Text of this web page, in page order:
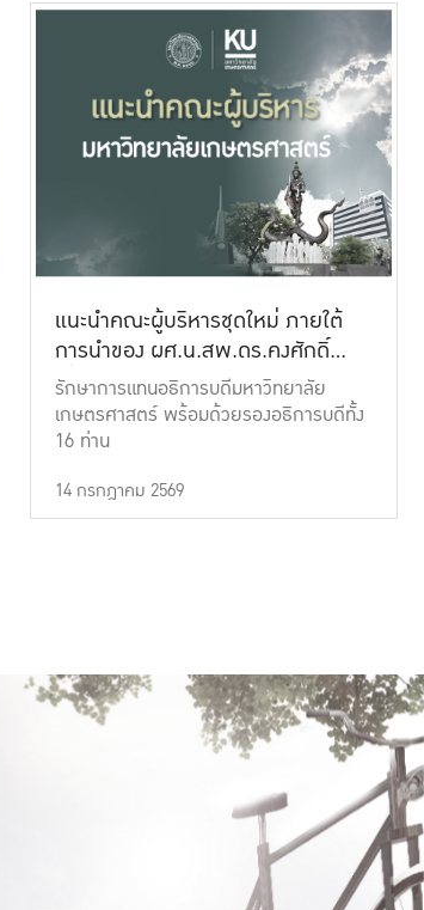
แนะนำคณะผู้บริหารชุดใหม่ ภายใต้
การนำของ ผศ.น.สพ.ดร.คงศักดิ์
เที่ยงธรรม
รักษาการแทนอธิการบดีมหาวิทยาลัย
เกษตรศาสตร์ พร้อมด้วยรองอธิการบดีทั้ง
16 ท่าน
14 กรกฎาคม 2569